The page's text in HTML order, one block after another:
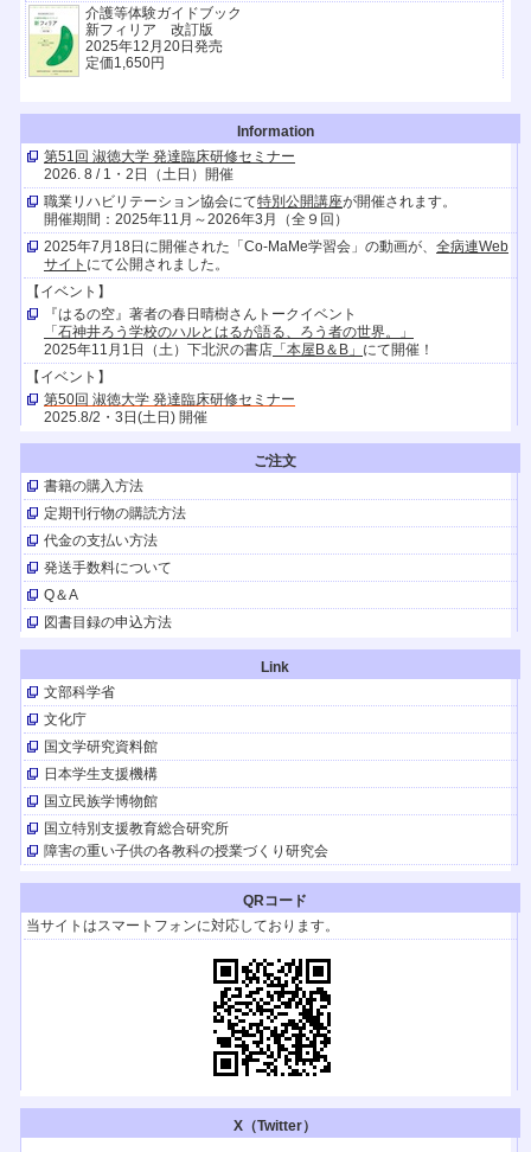
介護等体験ガイドブック
新フィリア 改訂版
2025年12月20日発売
定価1,650円
Information
第51回 淑徳大学 発達臨床研修セミナー
2026. 8 / 1・2日（土日）開催
職業リハビリテーション協会にて特別公開講座が開催されます。
開催期間：2025年11月～2026年3月（全９回）
2025年7月18日に開催された「Co-MaMe学習会」の動画が、 全病連Web
サイト にて公開されました。
【イベント】
『はるの空』著者の春日晴樹さんトークイベント
「石神井ろう学校のハルとはるが語る、ろう者の世界。」
2025年11月1日（土）下北沢の書店 「本屋B＆B」 にて開催！
【イベント】
第50回 淑徳大学 発達臨床研修セミナー
2025.8/2・3日(土日) 開催
【イベント】
お問合せが続いているので申し込み期限を延長します。検討中のみなさん
お急ぎください！
（ただし、16日以降は若干の制限があることをご了承くださいませ）
【TV放送】
『はるの空』の著者、聴覚障害者の春日晴樹さんとその家族が
10/26（土）21時30分～Eテレ「阿佐ヶ谷アパートメント」に出演しま
す。
【イベント】
春日晴樹さんが9/ 21(土)にHTB北海道テレビのイベントでトークショー。
【TV放送】
はるの空 聞こえなくても、できるんだよ
『はるの空』の著者、春日晴樹さんのドキュメンタリー（日本テレビ9月1日
（日）24:55～ほか）。
【イベント】
日本育療学会第28回学術集会
2024.8/10（土）開催
【イベント】
【イベント】
第49回 淑徳大学 発達臨床研修セミナー
2024.8/3・4日（土日）開催
テレメンタリー2024「世界一きれいな言葉」
全国放送！ 『はるの空』の著者、春日晴樹さんのドキュメントです。「手
テレビ朝日２/３(土)午前4:50~、朝日放送テレビ２/４(日)午前4:50~、北海道
テレビ放送２/４(日)午前10:30~
【イベント】
第48回 淑徳大学 発達臨床研修セミナー
ご注文
書籍の購入方法
定期刊行物の購読方法
代金の支払い方法
発送手数料について
Q＆A
図書目録の申込方法
Link
文部科学省
文化庁
国文学研究資料館
日本学生支援機構
国立民族学博物館
国立特別支援教育総合研究所
障害の重い子供の各教科の授業づくり研究会
QRコード
当サイトはスマートフォンに対応しております。
X（Twitter）